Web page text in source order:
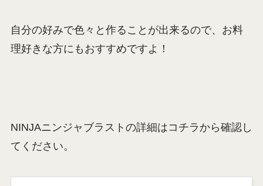
自分の好みで色々と作ることが出来るので、お料
理好きな方にもおすすめですよ！
NINJAニンジャブラストの詳細はコチラから確認し
てください。